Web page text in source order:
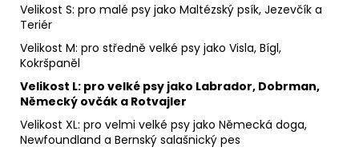
Velikost S: pro malé psy jako Maltézský psík, Jezevčík a
Teriér
Velikost M: pro středně velké psy jako Visla, Bígl,
Kokršpaněl
Velikost L: pro velké psy jako Labrador, Dobrman,
Německý ovčák a Rotvajler
Velikost XL: pro velmi velké psy jako Německá doga,
Newfoundland a Bernský salašnický pes